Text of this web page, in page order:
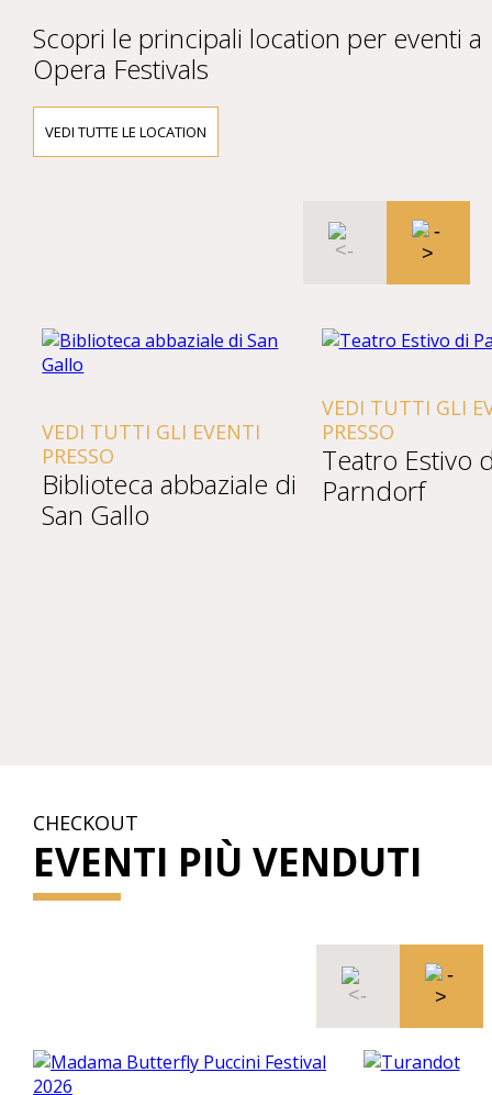
Scopri le principali location per eventi a
Opera Festivals
VEDI TUTTE LE LOCATION
VEDI TUTTI GLI EVENTI
PRESSO
Biblioteca abbaziale di
San Gallo
VEDI TUTTI GLI
PRESSO
Teatro Estivo
Parndorf
CHECKOUT
EVENTI PIÙ VENDUTI